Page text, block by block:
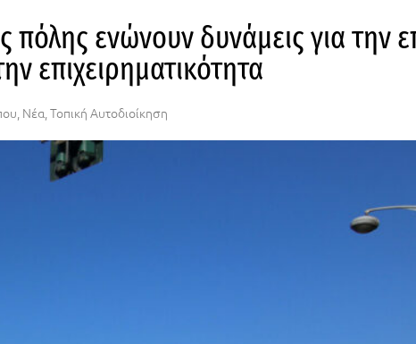
ενώνουν δυνάμεις για την
επιχειρηματικότητα
, Νέα,Τοπική Αυτοδιοίκηση